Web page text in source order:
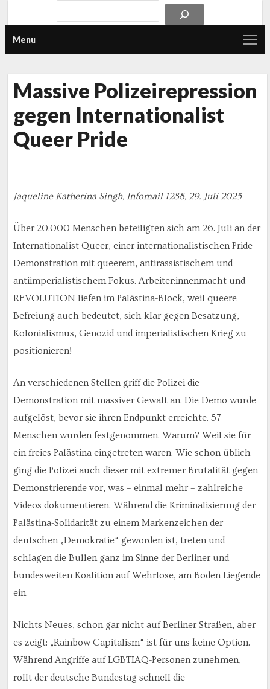
Menu
Massive Polizeirepression
gegen Internationalist
Queer Pride
Jaqueline Katherina Singh, Infomail 1288, 29. Juli 2025
Über 20.000 Menschen beteiligten sich am 26. Juli an der
Internationalist Queer, einer internationalistischen Pride-
Demonstration mit queerem, antirassistischem und
antiimperialistischem Fokus. Arbeiter:innenmacht und
REVOLUTION liefen im Palästina-Block, weil queere
Befreiung auch bedeutet, sich klar gegen Besatzung,
Kolonialismus, Genozid und imperialistischen Krieg zu
positionieren!
An verschiedenen Stellen griff die Polizei die
Demonstration mit massiver Gewalt an. Die Demo wurde
aufgelöst, bevor sie ihren Endpunkt erreichte. 57
Menschen wurden festgenommen. Warum? Weil sie für
ein freies Palästina eingetreten waren. Wie schon üblich
ging die Polizei auch dieser mit extremer Brutalität gegen
Demonstrierende vor, was – einmal mehr – zahlreiche
Videos dokumentieren. Während die Kriminalisierung der
Palästina-Solidarität zu einem Markenzeichen der
deutschen „Demokratie“ geworden ist, treten und
schlagen die Bullen ganz im Sinne der Berliner und
bundesweiten Koalition auf Wehrlose, am Boden Liegende
ein.
Nichts Neues, schon gar nicht auf Berliner Straßen, aber
es zeigt: „Rainbow Capitalism“ ist für uns keine Option.
Während Angriffe auf LGBTIAQ-Personen zunehmen,
rollt der deutsche Bundestag schnell die